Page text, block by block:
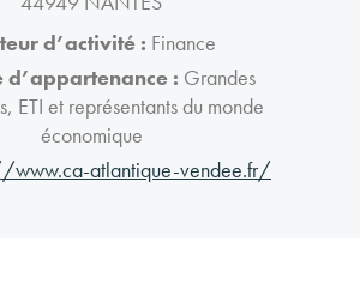
d’activité : Finance
d’appartenance : Grandes
ETI et représentants du monde
économique
www.ca-atlantique-vendee.fr/